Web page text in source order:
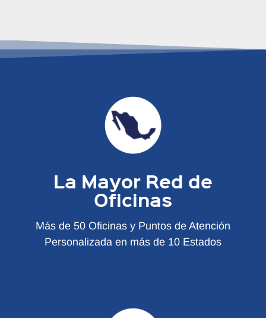
La Mayor Red de
Oficinas
Más de 50 Oficinas y Puntos de Atención
Personalizada en más de 10 Estados